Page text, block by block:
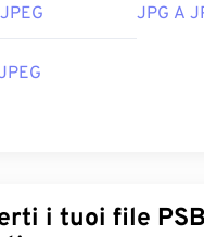
JPG A
tuoi file PSB in altri